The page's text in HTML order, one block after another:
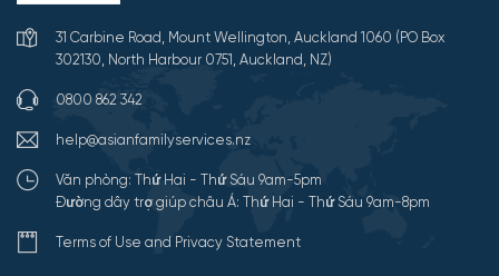
31 Carbine Road, Mount Wellington, Auckland 1060 (PO Box
302130, North Harbour 0751, Auckland, NZ)
0800 862 342
help@asianfamilyservices.nz
Văn phòng: Thứ Hai - Thứ Sáu 9am-5pm
Đường dây trợ giúp châu Á: Thứ Hai - Thứ Sáu 9am-8pm
Terms of Use and Privacy Statement